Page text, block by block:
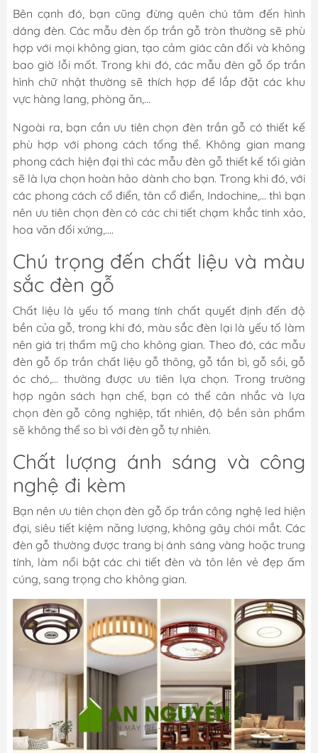
Bên cạnh đó, bạn cũng đừng quên chú tâm đến hình
dáng đèn. Các mẫu đèn ốp trần gỗ tròn thường sẽ phù
hợp với mọi không gian, tạo cảm giác cân đối và không
bao giờ lỗi mốt. Trong khi đó, các mẫu đèn gỗ ốp trần
hình chữ nhật thường sẽ thích hợp để lắp đặt các khu
vực hàng lang, phòng ăn,...
Ngoài ra, bạn cần ưu tiên chọn đèn trần gỗ có thiết kế
phù hợp với phong cách tổng thể. Không gian mang
phong cách hiện đại thì các mẫu đèn gỗ thiết kế tối giản
sẽ là lựa chọn hoàn hảo dành cho bạn. Trong khi đó, với
các phong cách cổ điển, tân cổ điển, Indochine,... thì bạn
nên ưu tiên chọn đèn có các chi tiết chạm khắc tinh xảo,
hoa văn đối xứng,....
Chú trọng đến chất liệu và màu
sắc đèn gỗ
Chất liệu là yếu tố mang tính chất quyết định đến độ
bền của gỗ, trong khi đó, màu sắc đèn lại là yếu tố làm
nên giá trị thẩm mỹ cho không gian. Theo đó, các mẫu
đèn gỗ ốp trần chất liệu gỗ thông, gỗ tần bì, gỗ sồi, gỗ
óc chó,... thường được ưu tiên lựa chọn. Trong trường
hợp ngân sách hạn chế, bạn có thể cân nhắc và lựa
chọn đèn gỗ công nghiệp, tất nhiên, độ bền sản phẩm
sẽ không thể so bì với đèn gỗ tự nhiên.
Chất lượng ánh sáng và công
nghệ đi kèm
Bạn nên ưu tiên chọn đèn gỗ ốp trần công nghệ led hiện
đại, siêu tiết kiệm năng lượng, không gây chói mắt. Các
đèn gỗ thường được trang bị ánh sáng vàng hoặc trung
tính, làm nổi bật các chi tiết đèn và tôn lên vẻ đẹp ấm
cúng, sang trọng cho không gian.